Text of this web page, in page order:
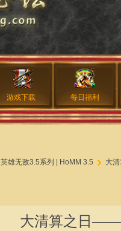
游戏下载 每日福利
英雄无敌3.5系列 | HoMM 3.5 大
大清算之日——